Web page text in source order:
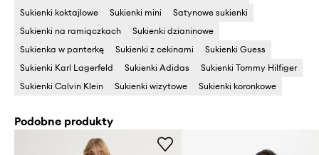
Sukienki koktajlowe
Sukienki mini
Satynowe sukienki
Sukienki na ramiączkach
Sukienki dzianinowe
Sukienka w panterkę
Sukienki z cekinami
Sukienki Guess
Sukienki Karl Lagerfeld
Sukienki Adidas
Sukienki Tommy Hilfiger
Sukienki Calvin Klein
Sukienki wizytowe Sukienki koronkowe
Podobne produkty